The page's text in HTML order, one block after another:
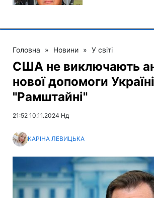
Головна » Новини » У світі
США не виключають
нової допомоги
"Рамштайні"
21:52 10.11.2024 Нд
КАРІНА ЛЕВИЦЬКА